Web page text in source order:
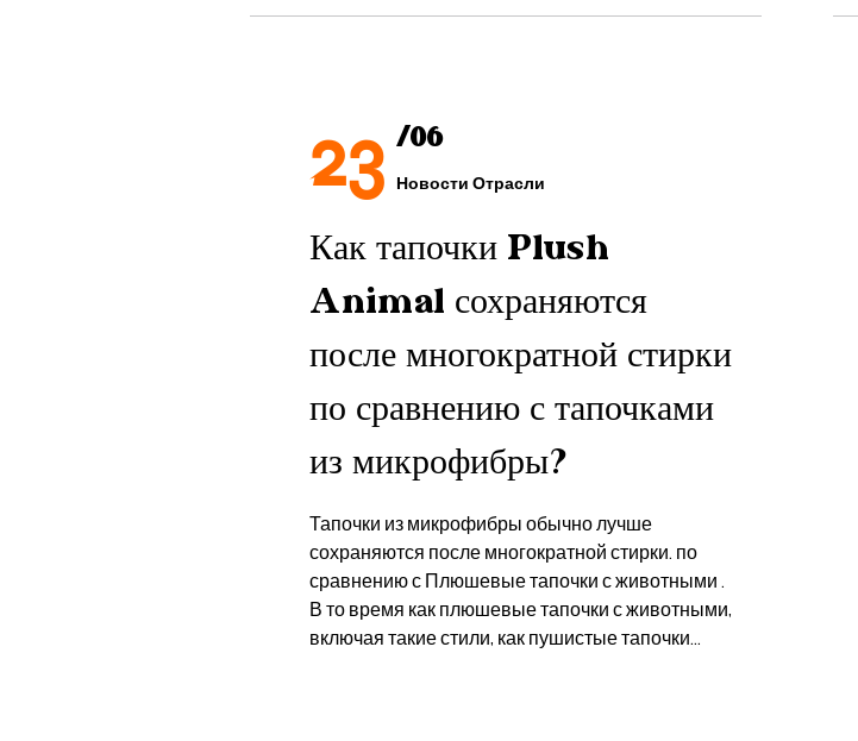
23 /06
Новости Отрасли
Как тапочки Plush
Animal сохраняются
после многократной стирки
по сравнению с тапочками
из микрофибры?
Тапочки из микрофибры обычно лучше
сохраняются после многократной стирки. по
сравнению с Плюшевые тапочки с животными .
В то время как плюшевые тапочки с животными,
включая такие стили, как пушистые тапочки...